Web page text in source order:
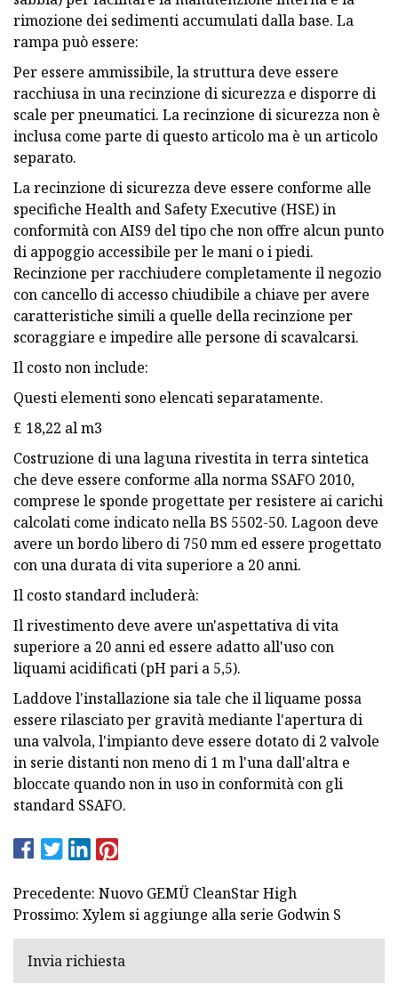
rimozione dei sedimenti accumulati dalla base. La
rampa può essere:
Per essere ammissibile, la struttura deve essere
racchiusa in una recinzione di sicurezza e disporre di
scale per pneumatici. La recinzione di sicurezza non è
inclusa come parte di questo articolo ma è un articolo
separato.
La recinzione di sicurezza deve essere conforme alle
specifiche Health and Safety Executive (HSE) in
conformità con AIS9 del tipo che non offre alcun punto
di appoggio accessibile per le mani o i piedi.
Recinzione per racchiudere completamente il negozio
con cancello di accesso chiudibile a chiave per avere
caratteristiche simili a quelle della recinzione per
scoraggiare e impedire alle persone di scavalcarsi.
Il costo non include:
Questi elementi sono elencati separatamente.
£ 18,22 al m3
Costruzione di una laguna rivestita in terra sintetica
che deve essere conforme alla norma SSAFO 2010,
comprese le sponde progettate per resistere ai carichi
calcolati come indicato nella BS 5502-50. Lagoon deve
avere un bordo libero di 750 mm ed essere progettato
con una durata di vita superiore a 20 anni.
Il costo standard includerà:
Il rivestimento deve avere un'aspettativa di vita
superiore a 20 anni ed essere adatto all'uso con
liquami acidificati (pH pari a 5,5).
Laddove l'installazione sia tale che il liquame possa
essere rilasciato per gravità mediante l'apertura di
una valvola, l'impianto deve essere dotato di 2 valvole
in serie distanti non meno di 1 m l'una dall'altra e
bloccate quando non in uso in conformità con gli
standard SSAFO.
Precedente: Nuovo GEMÜ CleanStar High
Prossimo: Xylem si aggiunge alla serie Godwin S
Invia richiesta